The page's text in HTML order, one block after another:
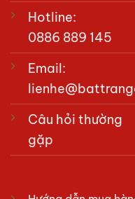
Hotline:
0886 889 145
Email:
Câu hỏi thường
gặp